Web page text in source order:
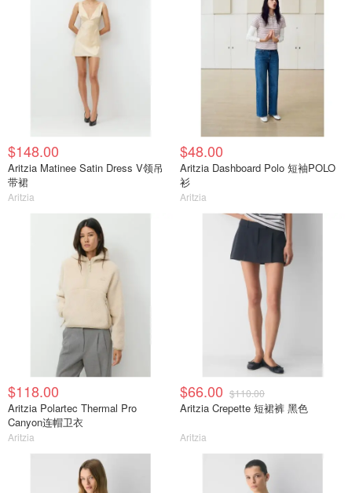
$148.00
Aritzia Matinee Satin Dress V领吊
带裙
Aritzia
$48.00
Aritzia Dashboard Polo 短袖POLO
衫
Aritzia
$118.00
Aritzia Polartec Thermal Pro
Canyon连帽卫衣
Aritzia
$66.00 $110.00
Aritzia Crepette 短裙裤 黑色
Aritzia